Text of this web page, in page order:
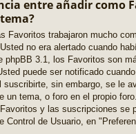
entre añadir como
Favoritos trabajaron mucho
no era alertado cuando
phpBB 3.1, los Favoritos son
puede ser notificado
suscribirte, sin embargo, se le
un tema, o foro en el propio
y las suscripciones se
Control de Usuario, en